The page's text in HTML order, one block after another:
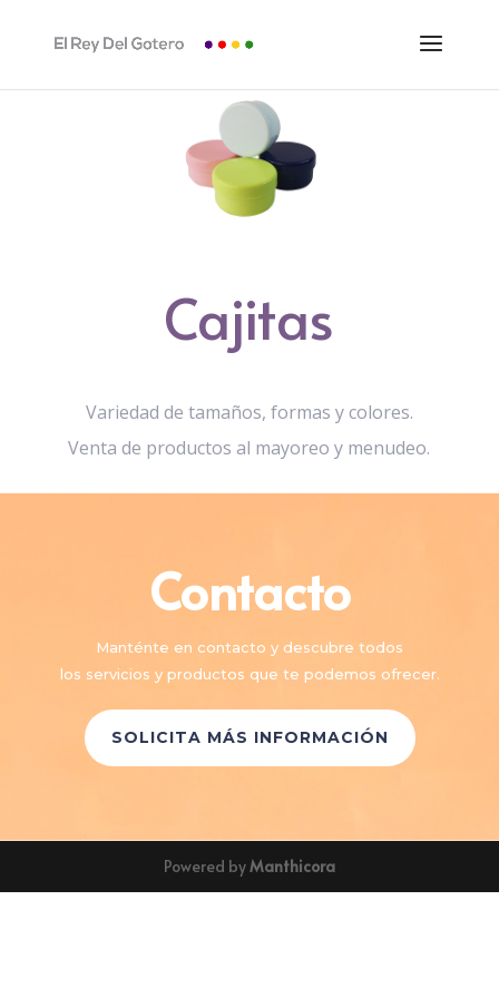
Cajitas
Variedad de tamaños, formas y colores.
Venta de productos al mayoreo y menudeo.
Contacto
Manténte en contacto y descubre todos
los servicios y productos que te podemos ofrecer.
SOLICITA MÁS INFORMACIÓN
Powered byManthicora